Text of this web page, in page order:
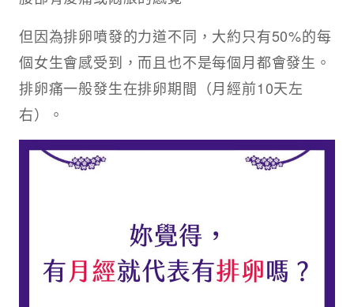
但因為排卵噴發的力道不同，大約只有50%的每
個女生會感受到，而且也不是每個月都會發生。
排卵痛一般發生在排卵期間（月經前10天左
右）。